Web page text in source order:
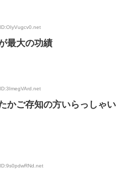
ID:OIyVugcv0.net
最大の功績
ID:3ImegVArd.net
かご存知の方いらっしゃい
ID:9s0pdwRNd.net